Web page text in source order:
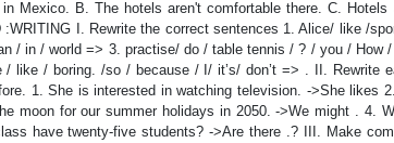
Mexico. B. The hotels aren't comfortable there. C.
I. Rewrite the correct sentences 1. Alice/ like /
/ in / world => 3. practise/ do / table tennis / ? / you /
/ like / boring. /so / because / I/ it’s/ don’t => . II. Rewrite
1. She is interested in watching television. ->She likes
moon for our summer holidays in 2050. ->We might . 4.
have twenty-five students? ->Are there .? III. Make